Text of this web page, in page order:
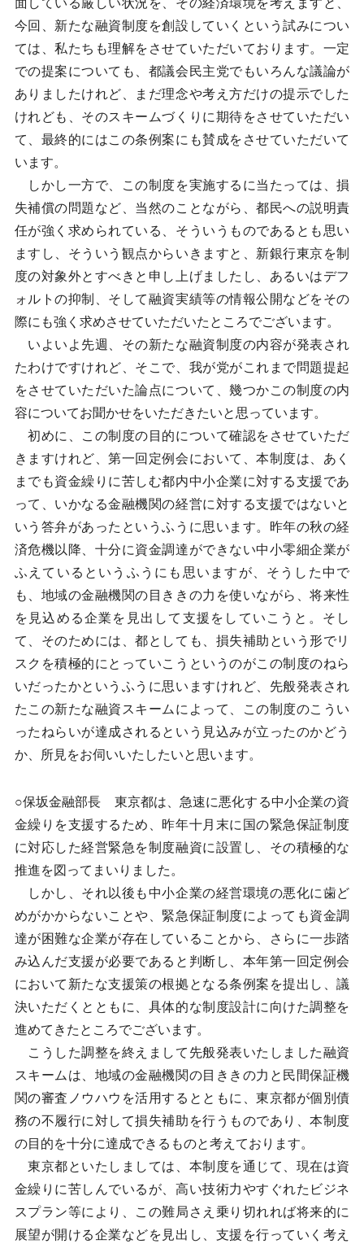
面している厳しい状況を、その経済環境を考えますと、
今回、新たな融資制度を創設していくという試みについ
ては、私たちも理解をさせていただいております。一定
での提案についても、都議会民主党でもいろんな議論が
ありましたけれど、まだ理念や考え方だけの提示でした
けれども、そのスキームづくりに期待をさせていただい
て、最終的にはこの条例案にも賛成をさせていただいて
います。
しかし一方で、この制度を実施するに当たっては、損
失補償の問題など、当然のことながら、都民への説明責
任が強く求められている、そういうものであるとも思い
ますし、そういう観点からいきますと、新銀行東京を制
度の対象外とすべきと申し上げましたし、あるいはデフ
ォルトの抑制、そして融資実績等の情報公開などをその
際にも強く求めさせていただいたところでございます。
いよいよ先週、その新たな融資制度の内容が発表され
たわけですけれど、そこで、我が党がこれまで問題提起
をさせていただいた論点について、幾つかこの制度の内
容についてお聞かせをいただきたいと思っています。
初めに、この制度の目的について確認をさせていただ
きますけれど、第一回定例会において、本制度は、あく
までも資金繰りに苦しむ都内中小企業に対する支援であ
って、いかなる金融機関の経営に対する支援ではないと
いう答弁があったというふうに思います。昨年の秋の経
済危機以降、十分に資金調達ができない中小零細企業が
ふえているというふうにも思いますが、そうした中で
も、地域の金融機関の目ききの力を使いながら、将来性
を見込める企業を見出して支援をしていこうと。そし
て、そのためには、都としても、損失補助という形でリ
スクを積極的にとっていこうというのがこの制度のねら
いだったかというふうに思いますけれど、先般発表され
たこの新たな融資スキームによって、この制度のこうい
ったねらいが達成されるという見込みが立ったのかどう
か、所見をお伺いいたしたいと思います。
○保坂金融部長 東京都は、急速に悪化する中小企業の資
金繰りを支援するため、昨年十月末に国の緊急保証制度
に対応した経営緊急を制度融資に設置し、その積極的な
推進を図ってまいりました。
しかし、それ以後も中小企業の経営環境の悪化に歯ど
めがかからないことや、緊急保証制度によっても資金調
達が困難な企業が存在していることから、さらに一歩踏
み込んだ支援が必要であると判断し、本年第一回定例会
において新たな支援策の根拠となる条例案を提出し、議
決いただくとともに、具体的な制度設計に向けた調整を
進めてきたところでございます。
こうした調整を終えまして先般発表いたしました融資
スキームは、地域の金融機関の目ききの力と民間保証機
関の審査ノウハウを活用するとともに、東京都が個別債
務の不履行に対して損失補助を行うものであり、本制度
の目的を十分に達成できるものと考えております。
東京都といたしましては、本制度を通じて、現在は資
金繰りに苦しんでいるが、高い技術力やすぐれたビジネ
スプラン等により、この難局さえ乗り切れれば将来的に
展望が開ける企業などを見出し、支援を行っていく考え